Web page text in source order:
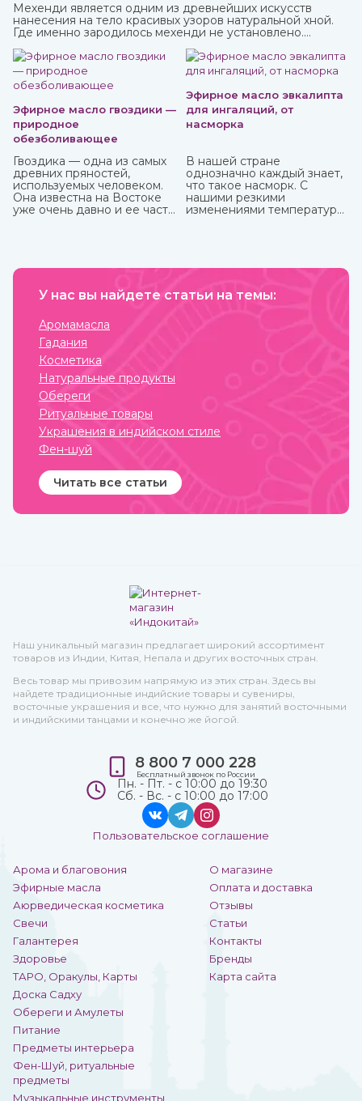
Мехенди является одним из древнейших искусств
нанесения на тело красивых узоров натуральной хной.
Где именно зародилось мехенди не установлено.
разных стран и континентов, которые привносили в нее
свои культурные традиции.
Эфирное масло гвоздики —
природное
обезболивающее
Гвоздика — одна из самых
древних пряностей,
используемых человеком.
Она известна на Востоке
уже очень давно и ее часто
Эфирное масло эвкалипта
для ингаляций, от
насморка
В нашей стране
однозначно каждый знает,
что такое насморк. С
нашими резкими
изменениями температуры,
выздоравливающие вновь
продолжаться до
У нас вы найдете статьи на темы:
Аромамасла
Гадания
Косметика
Натуральные продукты
Обереги
Ритуальные товары
Украшения в индийском стиле
Фен-шуй
Читать все статьи
Наш уникальный магазин предлагает широкий ассортимент
товаров из Индии, Китая, Непала и других восточных стран.
Весь товар мы привозим напрямую из этих стран. Здесь вы
найдете традиционные индийские товары и сувениры,
восточные украшения и все, что нужно для занятий восточными
и индийскими танцами и конечно же йогой.
Арома и благовония
Эфирные масла
Аюрведическая косметика
Свечи
Галантерея
Здоровье
ТАРО, Оракулы, Карты
Доска Садху
Обереги и Амулеты
Питание
Предметы интерьера
Фен-Шуй, ритуальные
предметы
Музыкальные инструменты
О магазине
Оплата и доставка
Отзывы
Статьи
Контакты
Бренды
Карта сайта
8 800 7 000 228
Бесплатный звонок по России
Пн. - Пт. - с 10:00 до 19:30
Сб. - Вс. - с 10:00 до 17:00
Пользовательское соглашение